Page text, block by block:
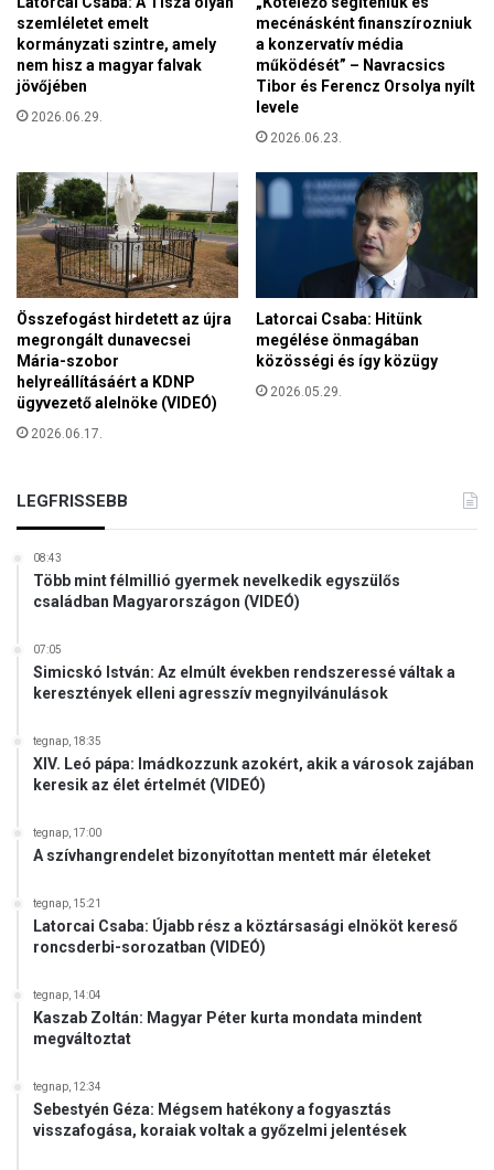
t
l
t
o
k
i
a
k
o
r
m
á
n
y
a
T
ö
r
k
r
a
m
l
a
t
é
s
a
K
é
k
a
a
z
szemléletet emelt
kormányzati szintre, amely
nem hisz a magyar falvak
jövőjében
2026.06.29.
mecénásként finanszírozniuk
a konzervatív média
működését” – Navracsics
Tibor és Ferencz Orsolya nyílt
levele
2026.06.23.
Összefogást hirdetett az újra
megrongált dunavecsei
Mária-szobor
helyreállításáért a KDNP
ügyvezető alelnöke (VIDEÓ)
2026.06.17.
Latorcai Csaba: Hitünk
megélése önmagában
közösségi és így közügy
2026.05.29.
LEGFRISSEBB
08:43
Több mint félmillió gyermek nevelkedik egyszülős
családban Magyarországon (VIDEÓ)
07:05
Simicskó István: Az elmúlt években rendszeressé váltak a
keresztények elleni agresszív megnyilvánulások
tegnap, 18:35
XIV. Leó pápa: Imádkozzunk azokért, akik a városok zajában
keresik az élet értelmét (VIDEÓ)
tegnap, 17:00
A szívhangrendelet bizonyítottan mentett már életeket
tegnap, 15:21
Latorcai Csaba: Újabb rész a köztársasági elnököt kereső
roncsderbi-sorozatban (VIDEÓ)
tegnap, 14:04
Kaszab Zoltán: Magyar Péter kurta mondata mindent
megváltoztat
tegnap, 12:34
Sebestyén Géza: Mégsem hatékony a fogyasztás
visszafogása, koraiak voltak a győzelmi jelentések